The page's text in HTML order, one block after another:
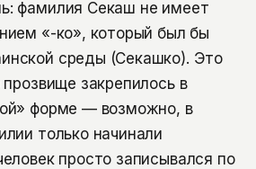
фамилия Секаш не имеет
«-ко», который был бы
среды (Секашко). Это
закрепилось в
форме — возможно, в
только начинали
просто записывался по